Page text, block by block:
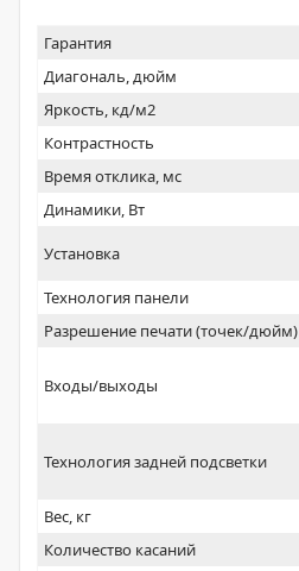
Гарантия
Диагональ, дюйм
Яркость, кд/м2
Контрастность
Время отклика, мс
Динамики, Вт
Установка
Технология панели
Разрешение печати (точек/дюйм)
Входы/выходы
Технология задней подсветки
Вес, кг
Количество касаний